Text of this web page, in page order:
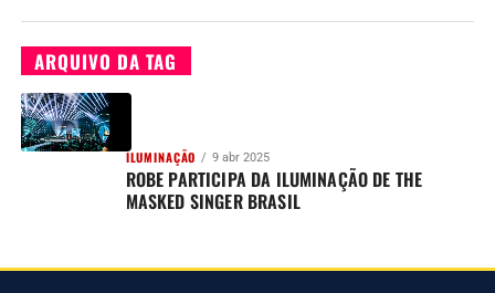
ARQUIVO DA TAG
ILUMINAÇÃO 9 abr 2025
ROBE PARTICIPA DA ILUMINAÇÃO DE THE
MASKED SINGER BRASIL